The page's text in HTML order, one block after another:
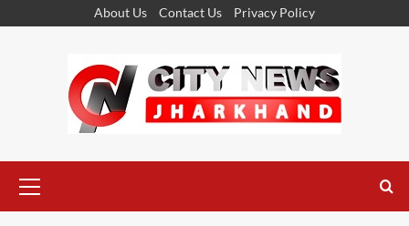
About Us Contact Us Privacy Policy
Menu